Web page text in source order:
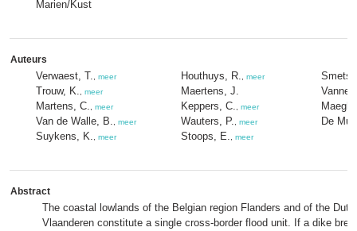
Marien/Kust
Auteurs
Verwaest, T. meer
Trouw, K. meer
Martens, C. meer
Van de Walle, B. meer
Suykens, K. meer
Houthuys, R. meer
Maertens, J.
Keppers, C.
meer
Wauters, P. meer
Stoops, E. meer
Smets,
De
Abstract
The coastal lowlands of the Belgian region Flanders and of the
Vlaanderen constitute a single cross-border flood unit. If a dike